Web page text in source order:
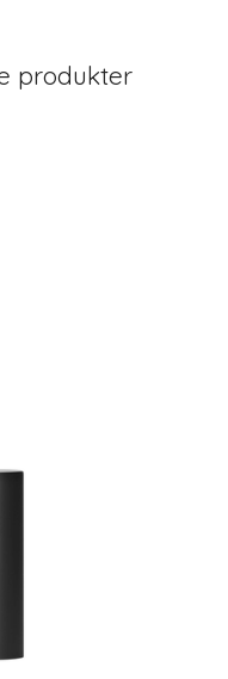
produkter